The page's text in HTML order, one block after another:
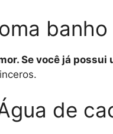
Se você já
de